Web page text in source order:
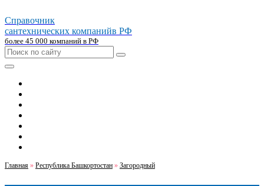
Справочник
сантехнических компанийв РФ
более 45 000 компаний в РФ
Главная » Республика Башкортостан » Загородный